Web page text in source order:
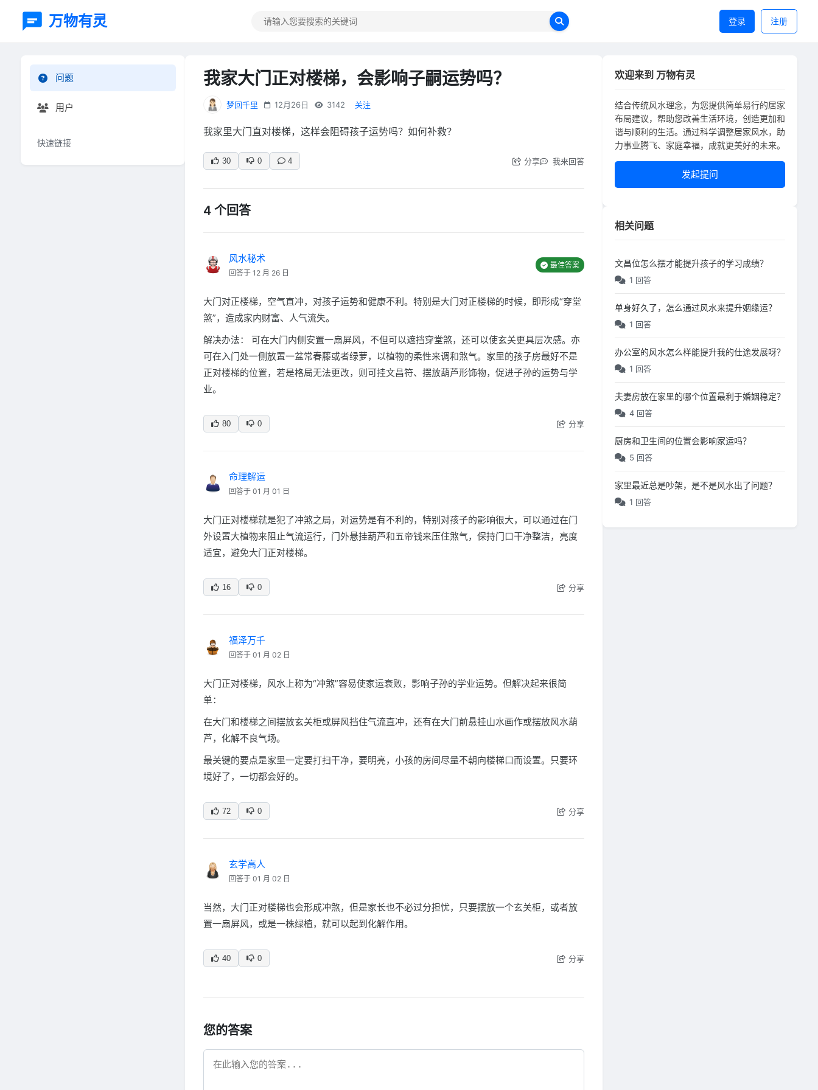
万物有灵 登录 注册
问题
用户
快速链接
我家大门正对楼梯，会影响子嗣运势吗？
梦回千里 12月26日 3142 关注
我家里大门直对楼梯，这样会阻碍孩子运势吗？如何补救？
30 0 4 分享 我来回答
4 个回答
风水秘术
回答于 12 月 26 日
最佳答案
大门对正楼梯，空气直冲，对孩子运势和健康不利。特别是大门对正楼梯的时候，即形成“穿堂
煞”，造成家内财富、人气流失。
解决办法： 可在大门内侧安置一扇屏风，不但可以遮挡穿堂煞，还可以使玄关更具层次感。亦
可在入门处一侧放置一盆常春藤或者绿萝，以植物的柔性来调和煞气。家里的孩子房最好不是
正对楼梯的位置，若是格局无法更改，则可挂文昌符、摆放葫芦形饰物，促进子孙的运势与学
业。
80 0 分享
命理解运
回答于 01 月 01 日
大门正对楼梯就是犯了冲煞之局，对运势是有不利的，特别对孩子的影响很大，可以通过在门
外设置大植物来阻止气流运行，门外悬挂葫芦和五帝钱来压住煞气，保持门口干净整洁，亮度
适宜，避免大门正对楼梯。
16 0 分享
福泽万千
回答于 01 月 02 日
大门正对楼梯，风水上称为“冲煞”容易使家运衰败，影响子孙的学业运势。但解决起来很简
单：
在大门和楼梯之间摆放玄关柜或屏风挡住气流直冲，还有在大门前悬挂山水画作或摆放风水葫
芦，化解不良气场。
最关键的要点是家里一定要打扫干净，要明亮，小孩的房间尽量不朝向楼梯口而设置。只要环
境好了，一切都会好的。
72 0 分享
玄学高人
回答于 01 月 02 日
当然，大门正对楼梯也会形成冲煞，但是家长也不必过分担忧，只要摆放一个玄关柜，或者放
置一扇屏风，或是一株绿植，就可以起到化解作用。
40 0 分享
您的答案
欢迎来到 万物有灵
结合传统风水理念，为您提供简单易行的居家
布局建议，帮助您改善生活环境，创造更加和
谐与顺利的生活。通过科学调整居家风水，助
力事业腾飞、家庭幸福，成就更美好的未来。
发起提问
相关问题
文昌位怎么摆才能提升孩子的学习成绩？
1 回答
单身好久了，怎么通过风水来提升姻缘运？
1 回答
办公室的风水怎么样能提升我的仕途发展呀？
1 回答
夫妻房放在家里的哪个位置最利于婚姻稳定？
4 回答
厨房和卫生间的位置会影响家运吗？
5 回答
家里最近总是吵架，是不是风水出了问题？
1 回答